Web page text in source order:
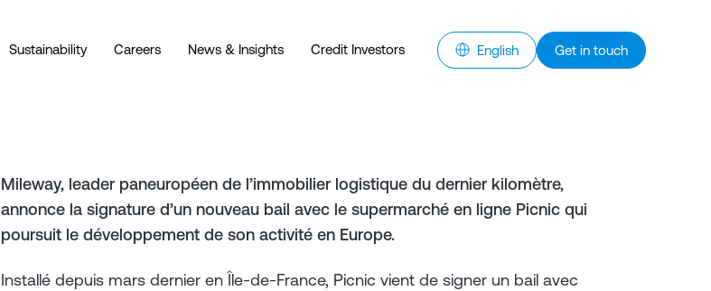
Sustainability Careers News & Insights Credit Investors English Get in touch
Mileway, leader paneuropéen de l’immobilier logistique du dernier kilomètre,
annonce la signature d’un nouveau bail avec le supermarché en ligne Picnic qui
poursuit le développement de son activité en Europe.
Installé depuis mars dernier en Île-de-France, Picnic vient de signer un bail avec